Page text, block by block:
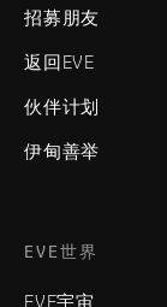
招募朋友
返回EVE
伙伴计划
伊甸善举
EVE世界
EVE宇宙